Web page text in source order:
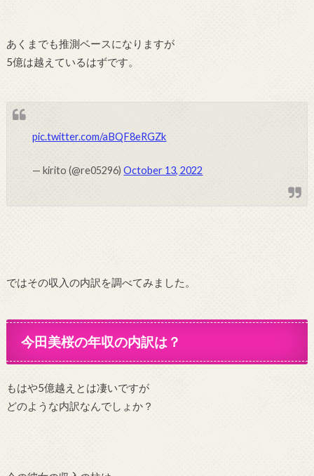
あくまでも推測ベースになりますが
5億は越えているはずです。
pic.twitter.com/aBQF8eRGZk
— kirito (@re05296)October 13, 2022
ではその収入の内訳を調べてみました。
今田美桜の年収の内訳は？
もはや5億越えとは凄いですが
どのような内訳なんでしょか？